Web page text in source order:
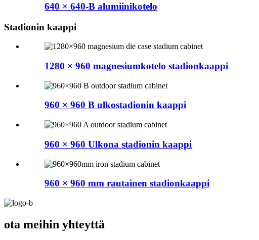
640 × 640-B alumiinikotelo
Stadionin kaappi
1280 × 960 magnesiumkotelo stadionkaappi
960 × 960 B ulkostadionin kaappi
960 × 960 Ulkona stadionin kaappi
960 × 960 mm rautainen stadionkaappi
ota meihin yhteyttä